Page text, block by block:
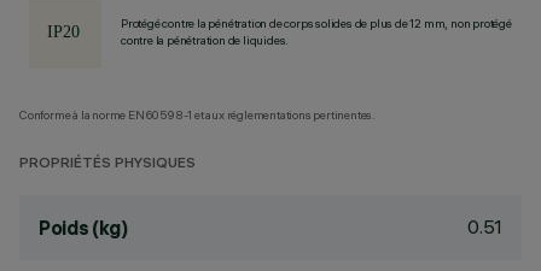
Protégé contre la pénétration de corps solides de plus de 12 mm, non protégé
contre la pénétration de liquides.
Conforme à la norme EN60598-1 et aux réglementations pertinentes.
PROPRIÉTÉS PHYSIQUES
Poids (kg) 0.51